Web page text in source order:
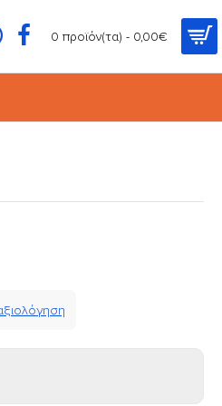
0 προϊόν(τα) - 0,00€